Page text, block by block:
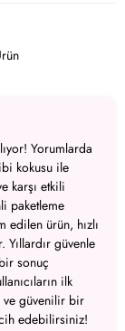
Yorumlarda
kokusu ile
karşı etkili
paketleme
edilen ürün, hızlı
Yıllardır güvenle
sonuç
ilk
ve güvenilir bir
edebilirsiniz!